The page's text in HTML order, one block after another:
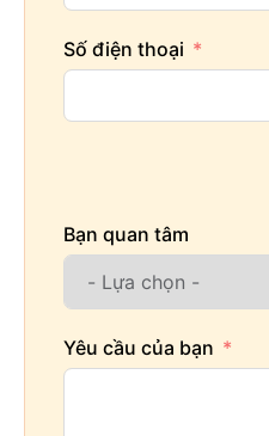
Số điện thoại
Bạn quan tâm
Yêu cầu của bạn